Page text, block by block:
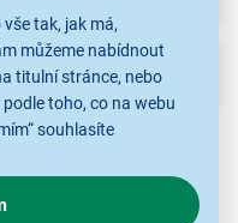
tak, jak má,
můžeme nabídnout
titulní stránce, nebo
toho, co na webu
souhlasíte
reklam. Pokud vás
údaji pracujeme,